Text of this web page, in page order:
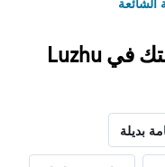
اعثر على نتائج أفضل لإقامتك في Luzhu
بديلة